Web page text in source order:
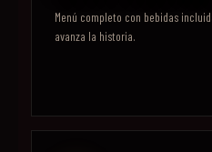
Menú completo con bebidas
avanza la historia.